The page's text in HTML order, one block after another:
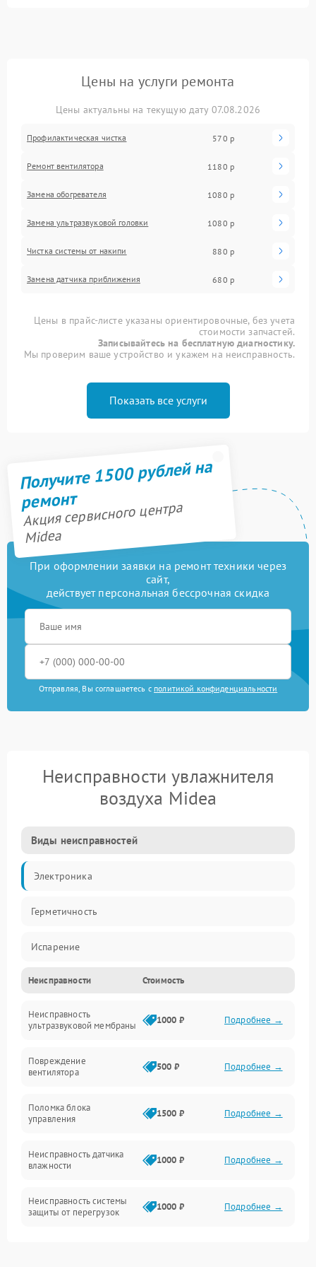
Цены на услуги ремонта
Цены актуальны на текущую дату 07.08.2026
Профилактическая чистка 570 р
Ремонт вентилятора 1180 р
Замена обогревателя 1080 р
Замена ультразвуковой головки 1080 р
Чистка системы от накипи 880 р
Замена датчика приближения 680 р
Цены в прайс-листе указаны ориентировочные, без учета
стоимости запчастей.
Записывайтесь на бесплатную диагностику.
Мы проверим ваше устройство и укажем на неисправность.
Показать все услуги
Получите 1500 рублей на
ремонт
Акция сервисного центра
Midea
При оформлении заявки на ремонт техники через
сайт,
действует персональная бессрочная скидка
Отправляя, Вы соглашаетесь с политикой конфиденциальности
Неисправности увлажнителя
воздуха Midea
Виды неисправностей
Электроника
Герметичность
Испарение
Водяной тракт
Механические повреждения
Датчики
Неисправности Стоимость
Неисправность
ультразвуковой мембраны
1000 ₽ Подробнее →
Повреждение
вентилятора
500 ₽ Подробнее →
Поломка блока
управления
1500 ₽ Подробнее →
Неисправность датчика
влажности
1000 ₽ Подробнее →
Неисправность системы
защиты от перегрузок
1000 ₽ Подробнее →